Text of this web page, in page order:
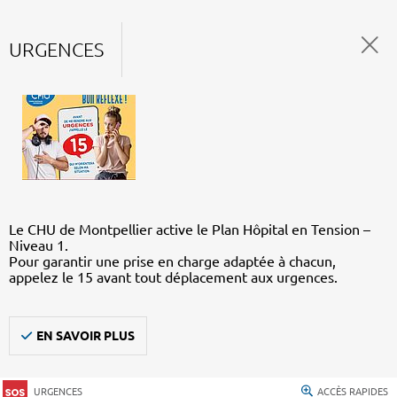
URGENCES
Le CHU de Montpellier active le Plan Hôpital en Tension –
Niveau 1.
Pour garantir une prise en charge adaptée à chacun,
appelez le 15 avant tout déplacement aux urgences.
EN SAVOIR PLUS
URGENCES ACCÈS RAPIDES